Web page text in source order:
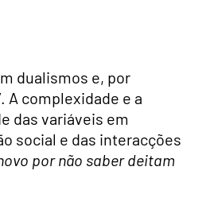
dualismos e, por
A complexidade e a
das variáveis em
social e das interacções
por não saber deitam